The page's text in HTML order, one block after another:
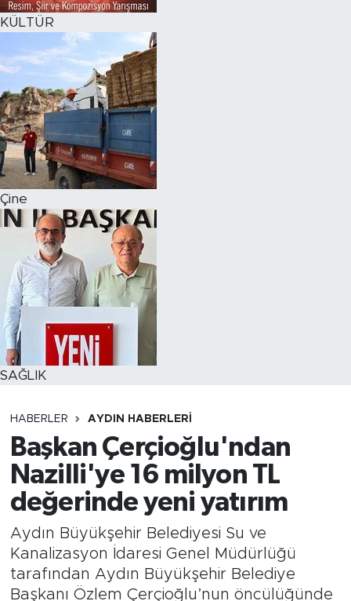
KÜLTÜR
Çine
SAĞLIK
HABERLER AYDIN HABERLERI
Başkan Çerçioğlu'ndan
Nazilli'ye 16 milyon TL
değerinde yeni yatırım
Aydın Büyükşehir Belediyesi Su ve
Kanalizasyon İdaresi Genel Müdürlüğü
tarafından Aydın Büyükşehir Belediye
Başkanı Özlem Çerçioğlu’nun öncülüğünde